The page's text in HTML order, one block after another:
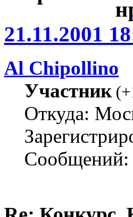
21.11.2001
Al Chipollino
Участник(
Откуда:
Сообщений: